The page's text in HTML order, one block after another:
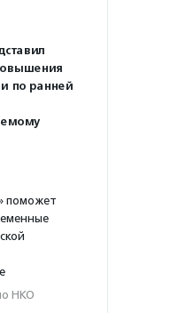
по ранней
поможет
НКО